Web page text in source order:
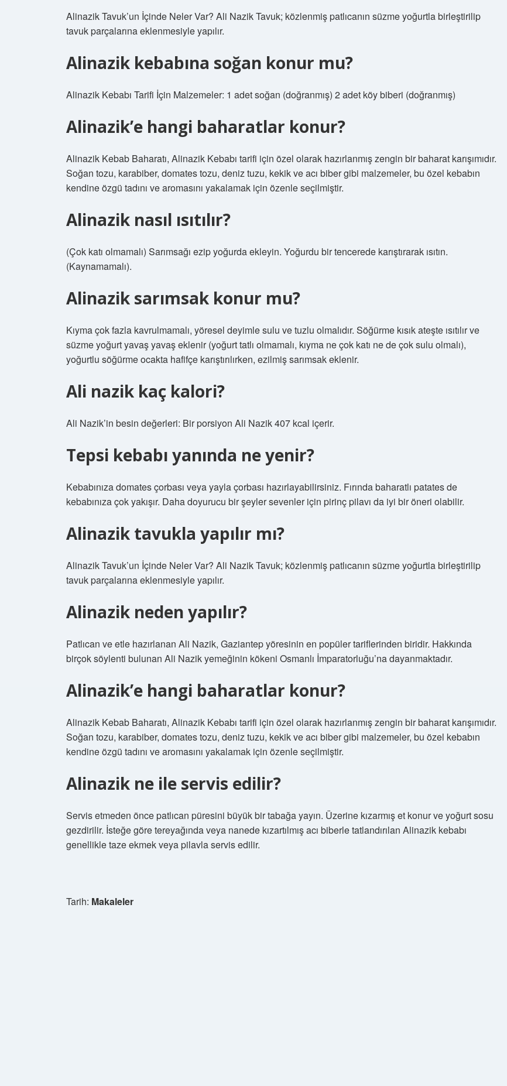
Alinazik Tavuk’un İçinde Neler Var? Ali Nazik Tavuk; közlenmiş patlıcanın süzme yoğurtla birleştirilip
tavuk parçalarına eklenmesiyle yapılır.
Alinazik kebabına soğan konur mu?
Alinazik Kebabı Tarifi İçin Malzemeler: 1 adet soğan (doğranmış) 2 adet köy biberi (doğranmış)
Alinazik’e hangi baharatlar konur?
Alinazik Kebab Baharatı, Alinazik Kebabı tarifi için özel olarak hazırlanmış zengin bir baharat karışımıdır.
Soğan tozu, karabiber, domates tozu, deniz tuzu, kekik ve acı biber gibi malzemeler, bu özel kebabın
kendine özgü tadını ve aromasını yakalamak için özenle seçilmiştir.
Alinazik nasıl ısıtılır?
(Çok katı olmamalı) Sarımsağı ezip yoğurda ekleyin. Yoğurdu bir tencerede karıştırarak ısıtın.
(Kaynamamalı).
Alinazik sarımsak konur mu?
Kıyma çok fazla kavrulmamalı, yöresel deyimle sulu ve tuzlu olmalıdır. Söğürme kısık ateşte ısıtılır ve
süzme yoğurt yavaş yavaş eklenir (yoğurt tatlı olmamalı, kıyma ne çok katı ne de çok sulu olmalı),
yoğurtlu söğürme ocakta hafifçe karıştırılırken, ezilmiş sarımsak eklenir.
Ali nazik kaç kalori?
Ali Nazik’in besin değerleri: Bir porsiyon Ali Nazik 407 kcal içerir.
Tepsi kebabı yanında ne yenir?
Kebabınıza domates çorbası veya yayla çorbası hazırlayabilirsiniz. Fırında baharatlı patates de
kebabınıza çok yakışır. Daha doyurucu bir şeyler sevenler için pirinç pilavı da iyi bir öneri olabilir.
Alinazik tavukla yapılır mı?
Alinazik Tavuk’un İçinde Neler Var? Ali Nazik Tavuk; közlenmiş patlıcanın süzme yoğurtla birleştirilip
tavuk parçalarına eklenmesiyle yapılır.
Alinazik neden yapılır?
Patlıcan ve etle hazırlanan Ali Nazik, Gaziantep yöresinin en popüler tariflerinden biridir. Hakkında
birçok söylenti bulunan Ali Nazik yemeğinin kökeni Osmanlı İmparatorluğu’na dayanmaktadır.
Alinazik’e hangi baharatlar konur?
Alinazik Kebab Baharatı, Alinazik Kebabı tarifi için özel olarak hazırlanmış zengin bir baharat karışımıdır.
Soğan tozu, karabiber, domates tozu, deniz tuzu, kekik ve acı biber gibi malzemeler, bu özel kebabın
kendine özgü tadını ve aromasını yakalamak için özenle seçilmiştir.
Alinazik ne ile servis edilir?
Servis etmeden önce patlıcan püresini büyük bir tabağa yayın. Üzerine kızarmış et konur ve yoğurt sosu
gezdirilir. İsteğe göre tereyağında veya nanede kızartılmış acı biberle tatlandırılan Alinazik kebabı
genellikle taze ekmek veya pilavla servis edilir.
Tarih: Makaleler